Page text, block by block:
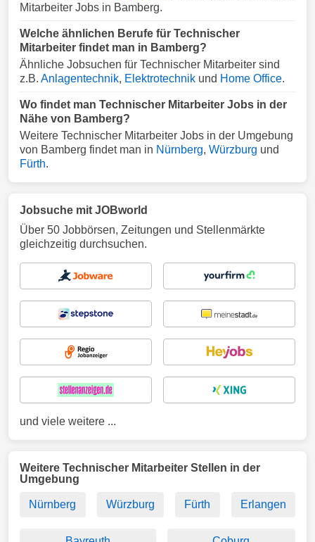
Mitarbeiter Jobs in Bamberg.
Welche ähnlichen Berufe für Technischer
Mitarbeiter findet man in Bamberg?
Ähnliche Jobsuchen für Technischer Mitarbeiter sind
z.B. Anlagentechnik, Elektrotechnik und Home Office.
Wo findet man Technischer Mitarbeiter Jobs in der
Nähe von Bamberg?
Weitere Technischer Mitarbeiter Jobs in der Umgebung
von Bamberg findet man in Nürnberg, Würzburg und
Fürth.
Jobsuche mit JOBworld
Über 50 Jobbörsen, Zeitungen und Stellenmärkte
gleichzeitig durchsuchen.
und viele weitere ...
Weitere Technischer Mitarbeiter Stellen in der
Umgebung
Nürnberg Würzburg Fürth Erlangen